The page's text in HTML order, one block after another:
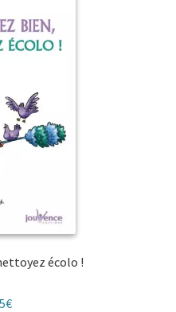
écolo !
€